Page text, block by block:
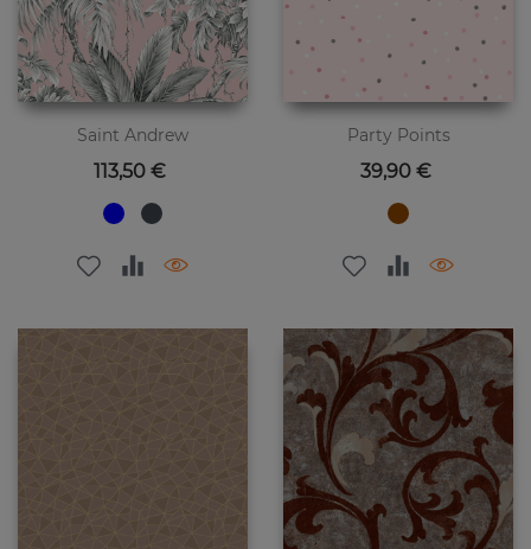
Saint Andrew
Preis
113,50 €
Party Points
Preis
39,90 €